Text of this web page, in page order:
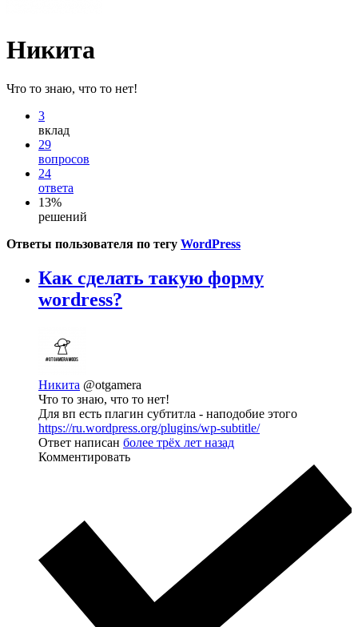
Никита
Что то знаю, что то нет!
3
вклад
29
вопросов
24
ответа
13%
решений
Ответы пользователя по тегу WordPress
Как сделать такую форму
wordress?
Никита @otgamera
Что то знаю, что то нет!
Для вп есть плагин субтитла - наподобие этого
https://ru.wordpress.org/plugins/wp-subtitle/
Ответ написан более трёх лет назад
Комментировать